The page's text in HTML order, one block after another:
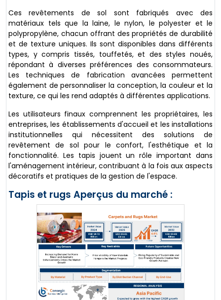
Ces revêtements de sol sont fabriqués avec des
matériaux tels que la laine, le nylon, le polyester et le
polypropylène, chacun offrant des propriétés de durabilité
et de texture uniques. Ils sont disponibles dans différents
types, y compris tissés, touffetés, et des styles noués,
répondant à diverses préférences des consommateurs.
Les techniques de fabrication avancées permettent
également de personnaliser la conception, la couleur et la
texture, ce qui les rend adaptés à différentes applications.
Les utilisateurs finaux comprennent les propriétaires, les
entreprises, les établissements d'accueil et les installations
institutionnelles qui nécessitent des solutions de
revêtement de sol pour le confort, l'esthétique et la
fonctionnalité. Les tapis jouent un rôle important dans
l'aménagement intérieur, contribuant à la fois aux aspects
décoratifs et pratiques de la gestion de l'espace.
Tapis et rugs Aperçus du marché :